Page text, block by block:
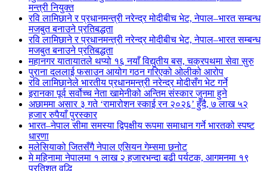
मन्त्री नियुक्त
रवि लामिछाने र प्रधानमन्त्री नरेन्द्र मोदीबीच भेट, नेपाल–भारत सम्बन्ध
मजबुत बनाउने प्रतिबद्धता
रवि लामिछाने र प्रधानमन्त्री नरेन्द्र मोदीबीच भेट, नेपाल–भारत सम्बन्ध
मजबुत बनाउने प्रतिबद्धता
महानगर यातायातले थप्यो १६ नयाँ विद्युतीय बस, चक्रपथमा सेवा सुरु
पुराना दललाई फसाउन आयोग गठन गरिएको ओलीको आरोप
रवि लामिछानेले भारतीय प्रधानमन्त्री नरेन्द्र मोदीसँग भेट गर्ने
इरानका पूर्व सर्वोच्च नेता खामेनीको अन्तिम संस्कार जुनमा हुने
अछाममा असार ३ गते ‘रामारोशन स्काई रन २०२६’ हुँदै, ७ लाख ५२
हजार रुपैयाँ पुरस्कार
भारत–नेपाल सीमा समस्या द्विपक्षीय रूपमा समाधान गर्ने भारतको स्पष्ट
धारणा
मलेसियाको जितसँगै नेपाल एसियन गेम्समा छनोट
मे महिनामा नेपालमा १ लाख २ हजारभन्दा बढी पर्यटक, आगमनमा १९
प्रतिशत वृद्धि